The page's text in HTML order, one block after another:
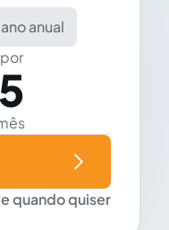
anual
por
quando quiser